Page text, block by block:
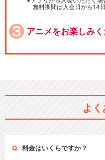
無料期間は入会日から14
アニメをお楽しみ
よ
料金はいくらですか？